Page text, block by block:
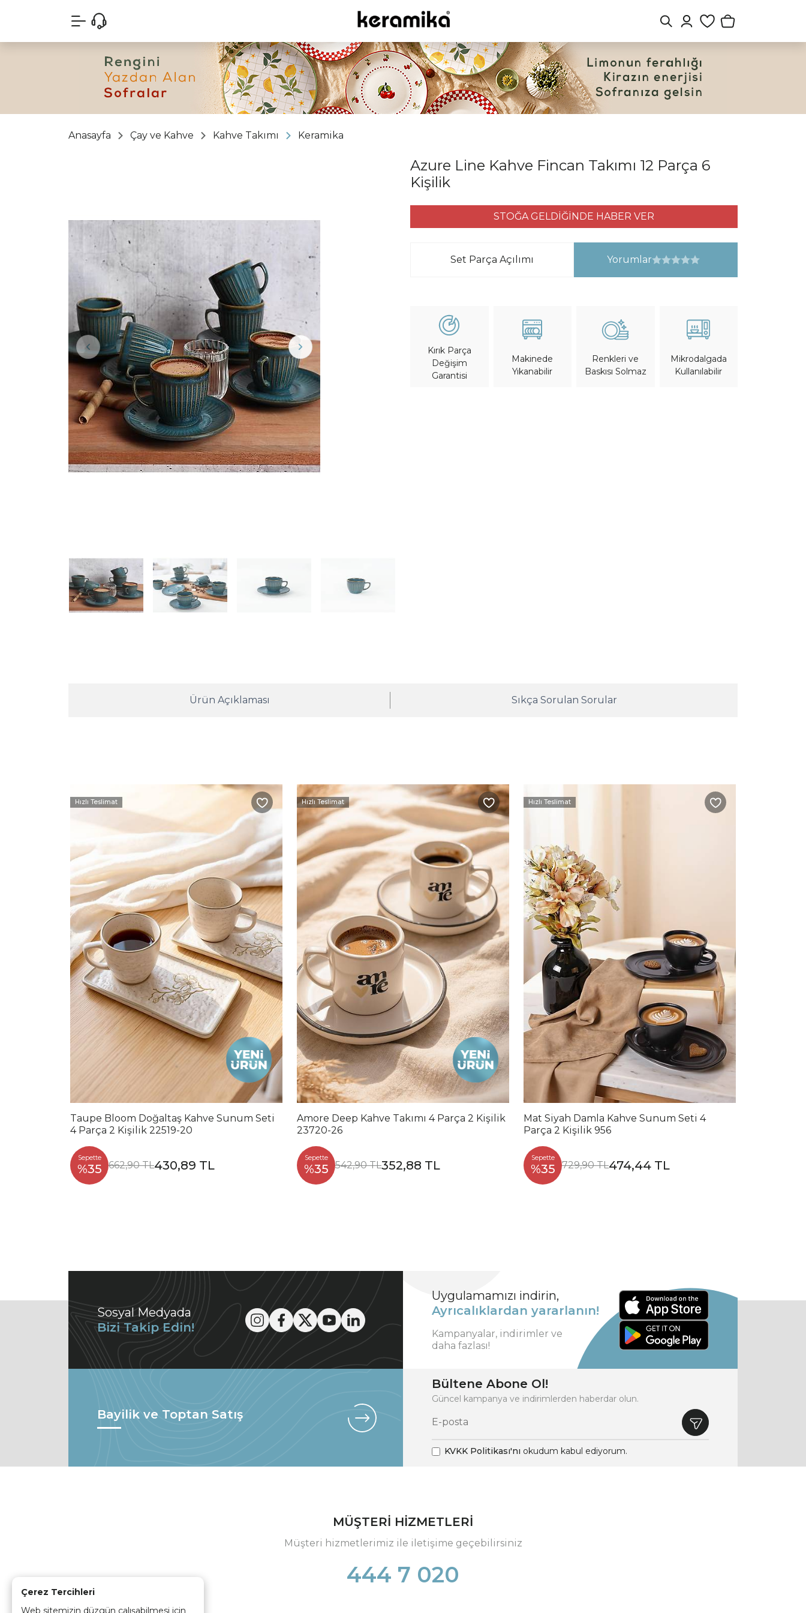
Çerez Tercihleri
Web sitemizin düzgün çalışabilmesi için
Anasayfa Çay ve Kahve Kahve Takımı Keramika
Azure Line Kahve Fincan Takımı 12 Parça 6
Kişilik
STOĞA GELDİĞİNDE HABER VER
Set Parça Açılımı Yorumlar
Kırık Parça
Değişim
Garantisi
Makinede
Yıkanabilir
Renkleri ve
Baskısı Solmaz
Mikrodalgada
Kullanılabilir
Ürün Açıklaması Sıkça Sorulan Sorular
Hızlı Teslimat
Taupe Bloom Doğaltaş Kahve Sunum Seti
4 Parça 2 Kişilik 22519-20
Sepette
%35 662,90 TL430,89 TL
Hızlı Teslimat
Amore Deep Kahve Takımı 4 Parça 2 Kişilik
23720-26
Sepette
%35 542,90 TL352,88 TL
Hızlı Teslimat
Mat Siyah Damla Kahve Sunum Seti 4
Parça 2 Kişilik 956
Sepette
%35 729,90 TL474,44 TL
Sosyal Medyada
Bizi Takip Edin!
Uygulamamızı indirin,
Ayrıcalıklardan yararlanın!
Kampanyalar, indirimler ve
daha fazlası!
Bayilik ve Toptan Satış
Bültene Abone Ol!
Güncel kampanya ve indirimlerden haberdar olun.
KVKK Politikası'nı okudum kabul ediyorum.
MÜŞTERİ HİZMETLERİ
Müşteri hizmetlerimiz ile iletişime geçebilirsiniz
444 7 020